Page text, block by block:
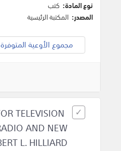
نوع المادة: كتب
المصدر: المكتبة الرئيسية
مجموع الأوعية المتوفرة
TELEVISION
AND NEW
L. HILLIARD.